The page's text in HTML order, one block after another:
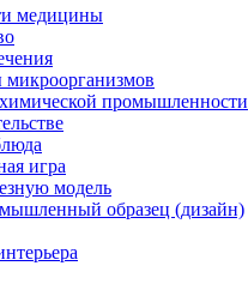
медицины
промышленности
игра
модель
образец (дизайн)